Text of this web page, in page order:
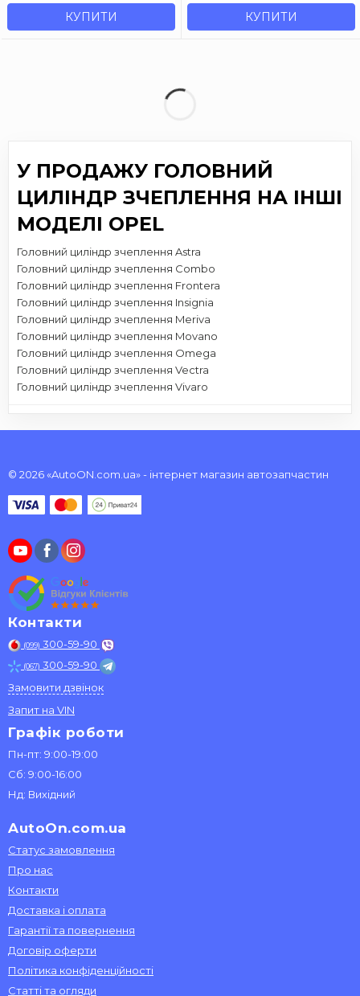
КУПИТИ КУПИТИ
У ПРОДАЖУ ГОЛОВНИЙ
ЦИЛІНДР ЗЧЕПЛЕННЯ НА ІНШІ
МОДЕЛІ OPEL
Головний циліндр зчеплення Astra
Головний циліндр зчеплення Combo
Головний циліндр зчеплення Frontera
Головний циліндр зчеплення Insignia
Головний циліндр зчеплення Meriva
Головний циліндр зчеплення Movano
Головний циліндр зчеплення Omega
Головний циліндр зчеплення Vectra
Головний циліндр зчеплення Vivaro
© 2026 «AutoON.com.ua» - інтернет магазин автозапчастин
Контакти
(099) 300-59-90
(067) 300-59-90
Замовити дзвінок
Запит на VIN
Графік роботи
Пн-пт: 9:00-19:00
Сб: 9:00-16:00
Нд: Вихідний
AutoOn.com.ua
Статус замовлення
Про нас
Контакти
Доставка і оплата
Гарантії та повернення
Договір оферти
Політика конфіденційності
Статті та огляди